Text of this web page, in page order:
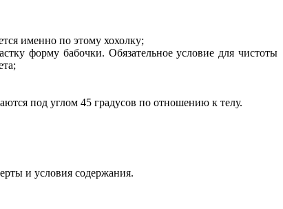
именно по этому хохолку;
форму бабочки. Обязательное условие для чистоты
под углом 45 градусов по отношению к телу.
и условия содержания.